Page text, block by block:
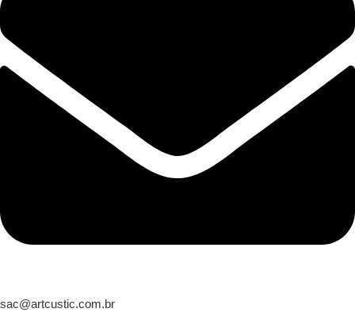
sac@artcustic.com.br